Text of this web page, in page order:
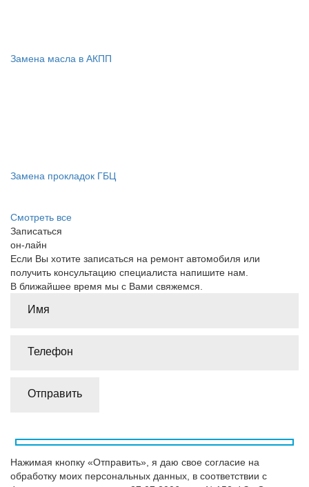
Замена масла в АКПП
Замена прокладок ГБЦ
Смотреть все
Записаться
он-лайн
Если Вы хотите записаться на ремонт автомобиля или
получить консультацию специалиста напишите нам.
В ближайшее время мы с Вами свяжемся.
Нажимая кнопку «Отправить», я даю свое согласие на
обработку моих персональных данных, в соответствии с